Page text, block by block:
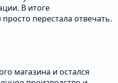
В итоге
перестала отвечать.
оперативность и
магазина и остался